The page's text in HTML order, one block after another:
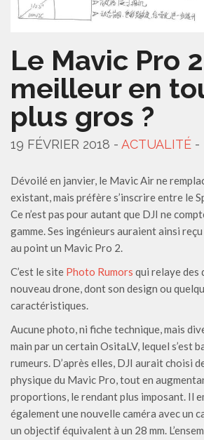
Le Mavic Pro 2
meilleur en
plus gros ?
19 FÉVRIER 2018 - ACTUALITÉ -
Dévoilé en janvier, le Mavic Air ne
existant, mais préfère s’inscrire entre le
Ce n’est pas pour autant que DJI ne
gamme. Ses ingénieurs auraient ainsi
au point un Mavic Pro 2.
C’est le site Photo Rumors qui relaye des
nouveau drone, dont son design ou
caractéristiques.
Aucune photo, ni fiche technique, mais
main par un certain OsitaLV, lequel s’est
rumeurs. D’après elles, DJI aurait choisi
physique du Mavic Pro, tout en
proportions, le rendant plus imposant. Il
également une nouvelle caméra avec un
un objectif équivalent à un 28 mm.